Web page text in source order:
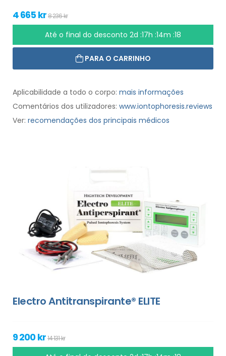
4 665 kr8 236 kr
Até o final do desconto 2d :17h :14m :17
PARA O CARRINHO
Aplicabilidade a todo o corpo: mais informações
Comentários dos utilizadores: www.iontophoresis.reviews
Ver: recomendações dos principais médicos
Electro Antitranspirante® ELITE
9 200 kr14 131 kr